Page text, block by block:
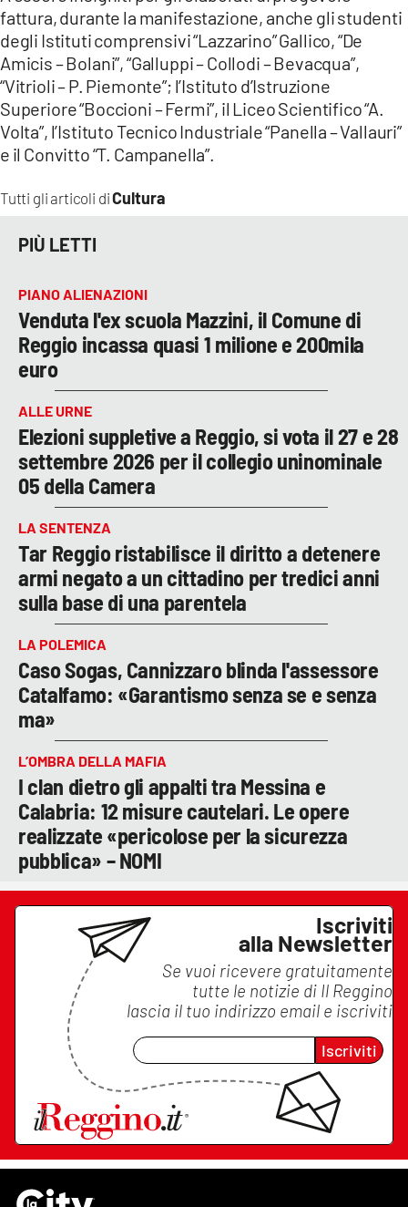
Tutti gli articoli diCultura
fattura, durante la manifestazione, anche gli studenti
degli Istituti comprensivi “Lazzarino” Gallico, “De
Amicis – Bolani”, “Galluppi – Collodi – Bevacqua”,
“Vitrioli – P. Piemonte”; l’Istituto d’Istruzione
Superiore “Boccioni – Fermi”, il Liceo Scientifico “A.
Volta”, l’Istituto Tecnico Industriale “Panella – Vallauri”
e il Convitto “T. Campanella”.
PIÙ LETTI
PIANO ALIENAZIONI
Venduta l'ex scuola Mazzini, il Comune di
Reggio incassa quasi 1 milione e 200mila
euro
ALLE URNE
Elezioni suppletive a Reggio, si vota il 27 e 28
settembre 2026 per il collegio uninominale
05 della Camera
LA SENTENZA
Tar Reggio ristabilisce il diritto a detenere
armi negato a un cittadino per tredici anni
sulla base di una parentela
LA POLEMICA
Caso Sogas, Cannizzaro blinda l'assessore
Catalfamo: «Garantismo senza se e senza
ma»
L’OMBRA DELLA MAFIA
I clan dietro gli appalti tra Messina e
Calabria: 12 misure cautelari. Le opere
realizzate «pericolose per la sicurezza
pubblica» – NOMI
Iscriviti
alla Newsletter
Se vuoi ricevere gratuitamente
tutte le notizie di Il Reggino
lascia il tuo indirizzo email e iscriviti
Iscriviti